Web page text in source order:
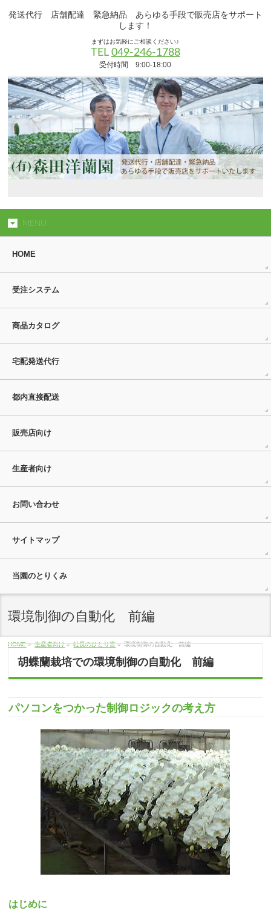
発送代行 店舗配達 緊急納品 あらゆる手段で販売店をサポート
します！
まずはお気軽にご相談ください♪
TEL 049-246-1788
受付時間 9:00-18:00
MENU
HOME
受注システム
商品カタログ
宅配発送代行
都内直接配送
販売店向け
生産者向け
お問い合わせ
サイトマップ
当園のとりくみ
環境制御の自動化 前編
HOME» 生産者向け» 社長のひとり言» 環境制御の自動化 前編
胡蝶蘭栽培での環境制御の自動化 前編
パソコンをつかった制御ロジックの考え方
はじめに